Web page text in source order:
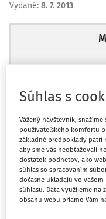
Vydané: 8. 7. 2013
Ups,
Celý
dostupný
Súhlas s
Vážený návštevník,
používateľského komfortu
základné predpoklady patrí
aby sme vás neobťažovali
dostatok podnetov, ako
súhlas so spracovaním
dočasne ukladajú vo
súhlasu. Dáta využijeme na
obsahu webu priamo Vám